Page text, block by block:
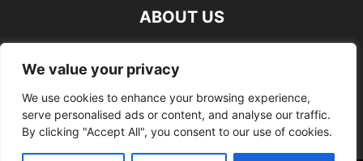
We value your privacy
We use cookies to enhance your browsing experience,
serve personalised ads or content, and analyse our traffic.
By clicking "Accept All", you consent to our use of cookies.
ABOUT US
FOLLOW US